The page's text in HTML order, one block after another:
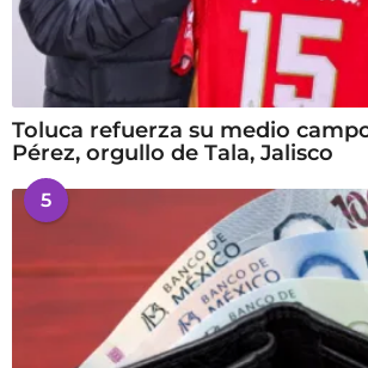
Toluca refuerza su medio
Pérez, orgullo de Tala, Jalisco
5